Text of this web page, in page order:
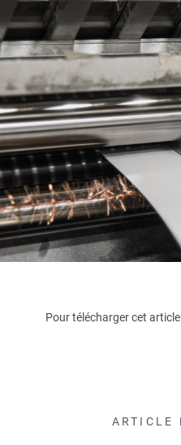
Pour télécharger cet article
ARTICLE